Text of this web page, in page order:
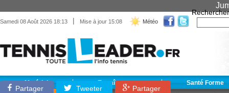
Samedi 08 Août 2026 18:13 | Mise à jour 15:08 Météo
Rechercher
Matériel Entraînement Santé Forme
Partager Tweeter Partager